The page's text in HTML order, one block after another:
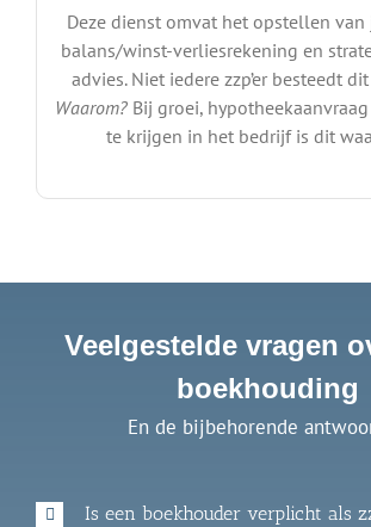
Deze dienst omvat het opstellen van
balans/winst-verliesrekening en
advies. Niet iedere zzp’er besteedt
Waarom? Bij groei,
te krijgen in het bedrijf is dit
Veelgestelde vragen
boekhouding
En de bijbehorende
Is een boekhouder verplicht als